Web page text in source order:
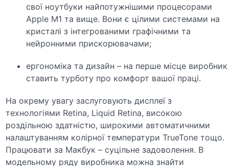
свої ноутбуки найпотужнішими процесорами
Apple M1та вище. Вони є цілими системами на
кристалі з інтегрованими графічними та
нейронними прискорювачами;
ергономіка та дизайн – на перше місце виробник
ставить турботу про комфорт вашої праці.
На окрему увагу заслуговують дисплеї з
технологіями Retina, Liquid Retina, високою
роздільною здатністю, широкими автоматичними
налаштуванням колірної температуриTrueToneтощо.
Працювати за Макбук – суцільне задоволення. В
модельному ряду виробника можна знайти